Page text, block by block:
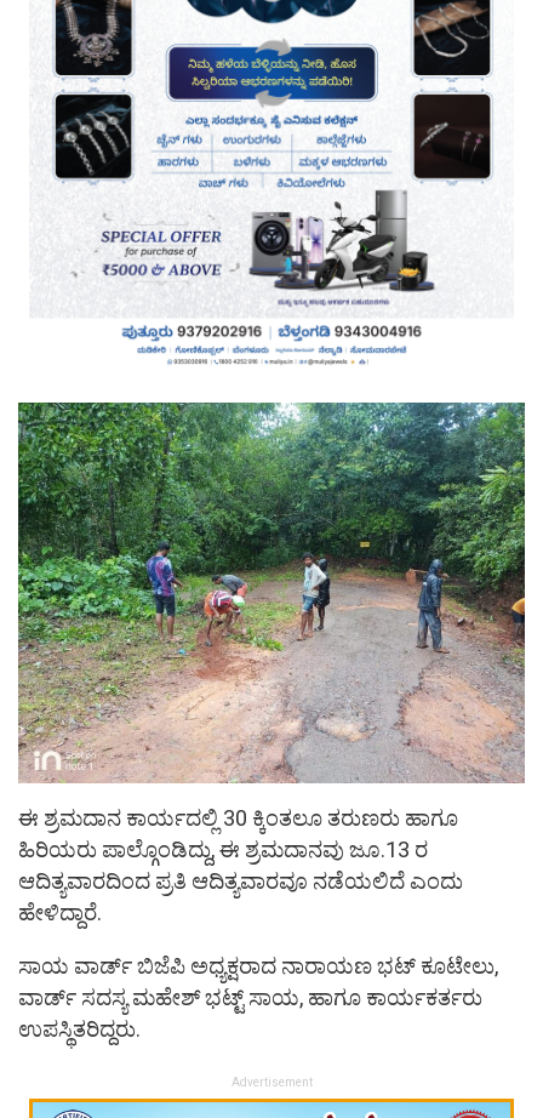
ಈ ಶ್ರಮದಾನ ಕಾರ್ಯದಲ್ಲಿ 30 ಕ್ಕಿಂತಲೂ ತರುಣರು ಹಾಗೂ
ಹಿರಿಯರು ಪಾಲ್ಗೊಂಡಿದ್ದು, ಈ ಶ್ರಮದಾನವು ಜೂ.13 ರ
ಆದಿತ್ಯವಾರದಿಂದ ಪ್ರತಿ ಆದಿತ್ಯವಾರವೂ ನಡೆಯಲಿದೆ ಎಂದು
ಹೇಳಿದ್ದಾರೆ.
ಸಾಯ ವಾರ್ಡ್ ಬಿಜೆಪಿ ಅಧ್ಯಕ್ಷರಾದ ನಾರಾಯಣ ಭಟ್ ಕೂಟೇಲು,
ವಾರ್ಡ್ ಸದಸ್ಯ ಮಹೇಶ್ ಭಟ್ಟ್ ಸಾಯ, ಹಾಗೂ ಕಾರ್ಯಕರ್ತರು
ಉಪಸ್ಥಿತರಿದ್ದರು.
Advertisement